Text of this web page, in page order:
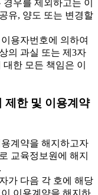
우를 제외하고는 이
유, 양도 또는 변경할
용자번호에 의하여
의 과실 또는 제3자
한 모든 책임은 이
제한 및 이용계약
계약을 해지하고자
교육정보원에 해지
가 다음 각 호에 해당
이용계약을 해지하